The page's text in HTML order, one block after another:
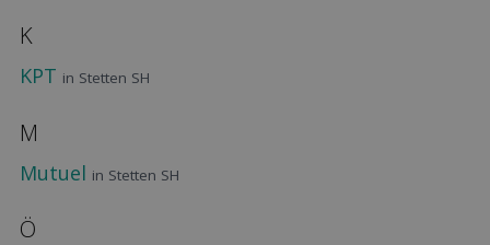
K
KPT in Stetten SH
M
Mutuel in Stetten SH
Ö